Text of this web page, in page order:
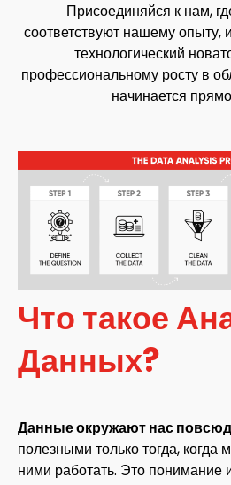
Присоединяйся к нам,
соответствуют нашему опыту,
технологический
профессиональному росту в
начинается
Что такое
Данных?
Данные окружают нас
полезными только тогда,
ними работать. Это понимание